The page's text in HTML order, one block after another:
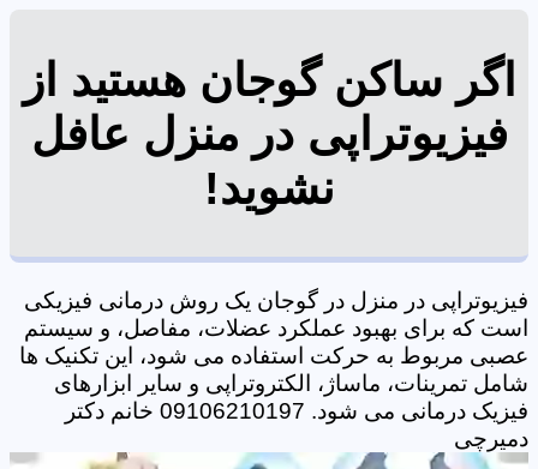
اگر ساکن گوجان هستید از
فیزیوتراپی در منزل عافل
نشوید!
فیزیوتراپی در منزل در گوجان یک روش درمانی فیزیکی
است که برای بهبود عملکرد عضلات، مفاصل، و سیستم
عصبی مربوط به حرکت استفاده می شود، این تکنیک ها
شامل تمرینات، ماساژ، الکتروتراپی و سایر ابزارهای
فیزیک درمانی می شود. 09106210197 خانم دکتر
دمیرچی